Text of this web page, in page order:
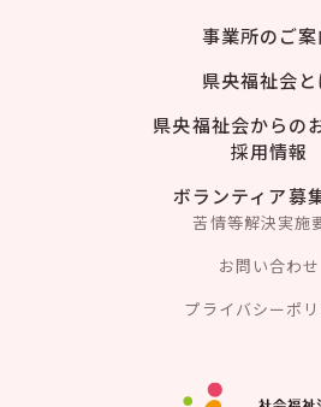
事業所のご案
県央福祉会と
県央福祉会からの
採用情報
ボランティア募
苦情等解決実施
お問い合わせ
プライバシーポ